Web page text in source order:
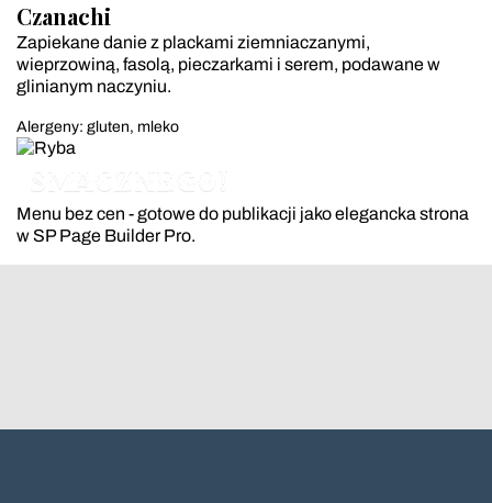
Czanachi
Zapiekane danie z plackami ziemniaczanymi,
wieprzowiną, fasolą, pieczarkami i serem, podawane w
glinianym naczyniu.
Alergeny: gluten, mleko
SMACZNEGO!
Menu bez cen - gotowe do publikacji jako elegancka strona
w SP Page Builder Pro.